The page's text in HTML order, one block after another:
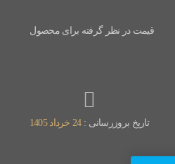
قیمت در نظر گرفته برای محصول
تاریخ بروزرسانی :24 خرداد 1405